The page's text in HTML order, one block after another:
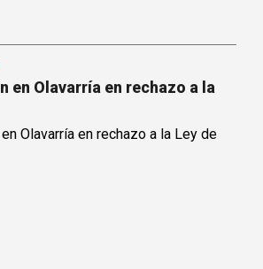
en Olavarría en rechazo a la